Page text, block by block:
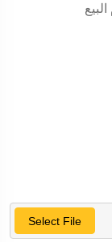
Select File